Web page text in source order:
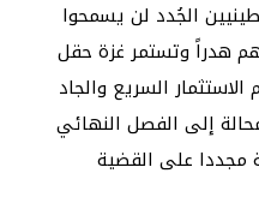
الجُدد لن يسمحوا
هدراً وتستمر غزة حقل
السريع والجاد
محالة إلى الفصل النهائي
مجددا على القضية